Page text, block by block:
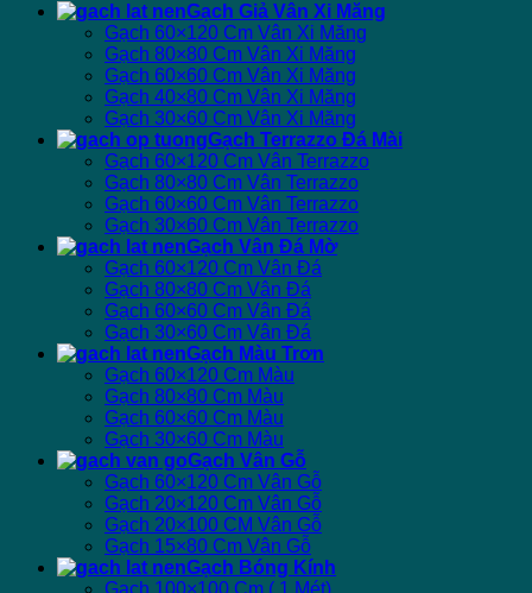
Gạch Giả Vân Xi Măng
Gạch 60×120 Cm Vân Xi Măng
Gạch 80×80 Cm Vân Xi Măng
Gạch 60×60 Cm Vân Xi Măng
Gạch 40×80 Cm Vân Xi Măng
Gạch 30×60 Cm Vân Xi Măng
Gạch Terrazzo Đá Mài
Gạch 60×120 Cm Vân Terrazzo
Gạch 80×80 Cm Vân Terrazzo
Gạch 60×60 Cm Vân Terrazzo
Gạch 30×60 Cm Vân Terrazzo
Gạch Vân Đá Mờ
Gạch 60×120 Cm Vân Đá
Gạch 80×80 Cm Vân Đá
Gạch 60×60 Cm Vân Đá
Gạch 30×60 Cm Vân Đá
Gạch Màu Trơn
Gạch 60×120 Cm Màu
Gạch 80×80 Cm Màu
Gạch 60×60 Cm Màu
Gạch 30×60 Cm Màu
Gạch Vân Gỗ
Gạch 60×120 Cm Vân Gỗ
Gạch 20×120 Cm Vân Gỗ
Gạch 20×100 CM Vân Gỗ
Gạch 15×80 Cm Vân Gỗ
Gạch Bóng Kính